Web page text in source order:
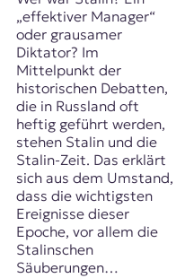
„effektiver Manager“
oder grausamer
Diktator? Im
Mittelpunkt der
historischen Debatten,
die in Russland oft
heftig geführt werden,
stehen Stalin und die
Stalin-Zeit. Das erklärt
sich aus dem Umstand,
dass die wichtigsten
Ereignisse dieser
Epoche, vor allem die
Stalinschen
Säuberungen…